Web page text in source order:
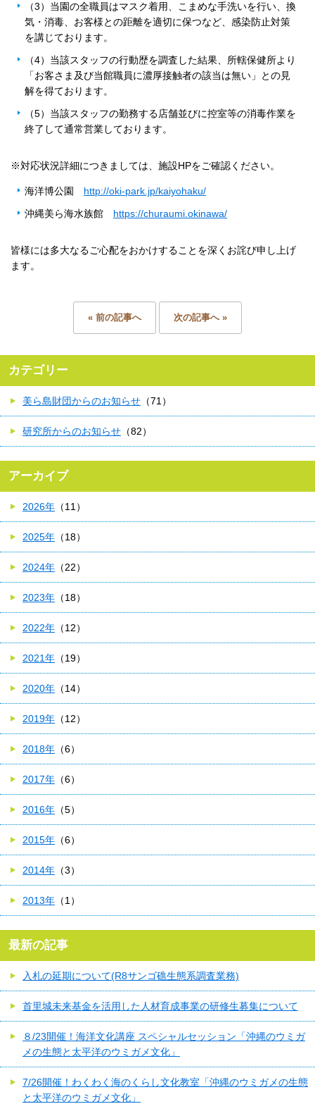
（3）当園の全職員はマスク着用、こまめな手洗いを行い、換
気・消毒、お客様との距離を適切に保つなど、感染防止対策
を講じております。
（4）当該スタッフの行動歴を調査した結果、所轄保健所より
「お客さま及び当館職員に濃厚接触者の該当は無い」との見
解を得ております。
（5）当該スタッフの勤務する店舗並びに控室等の消毒作業を
終了して通常営業しております。
※対応状況詳細につきましては、施設HPをご確認ください。
海洋博公園 http://oki-park.jp/kaiyohaku/
沖縄美ら海水族館 https://churaumi.okinawa/
皆様には多大なるご心配をおかけすることを深くお詫び申し上げ
ます。
« 前の記事へ 次の記事へ »
カテゴリー
美ら島財団からのお知らせ （71）
研究所からのお知らせ （82）
アーカイブ
2026年 （11）
2025年 （18）
2024年 （22）
2023年 （18）
2022年 （12）
2021年 （19）
2020年 （14）
2019年 （12）
2018年 （6）
2017年 （6）
2016年 （5）
2015年 （6）
2014年 （3）
2013年 （1）
最新の記事
入札の延期について(R8サンゴ礁生態系調査業務)
首里城未来基金を活用した人材育成事業の研修生募集について
８/23開催！海洋文化講座 スペシャルセッション「沖縄のウミガ
メの生態と太平洋のウミガメ文化」
7/26開催！わくわく海のくらし文化教室「沖縄のウミガメの生態
と太平洋のウミガメ文化」